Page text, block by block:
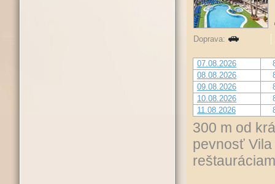
Doprava:
07.08.2026
08.08.2026
09.08.2026
10.08.2026
11.08.2026
300 m od
pevnosť